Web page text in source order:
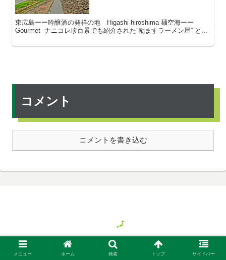
東広島ーー吟醸酒の発祥の地 Higashi hiroshima 麺空海ーー
Gourmet ナニコレ珍百景でも紹介された”励ますラーメン屋” と...
コメント
コメントを書き込む
© 2018 気ままに旅する日本、時々バイト.
メニュー ホーム 検索 トップ サイドバー